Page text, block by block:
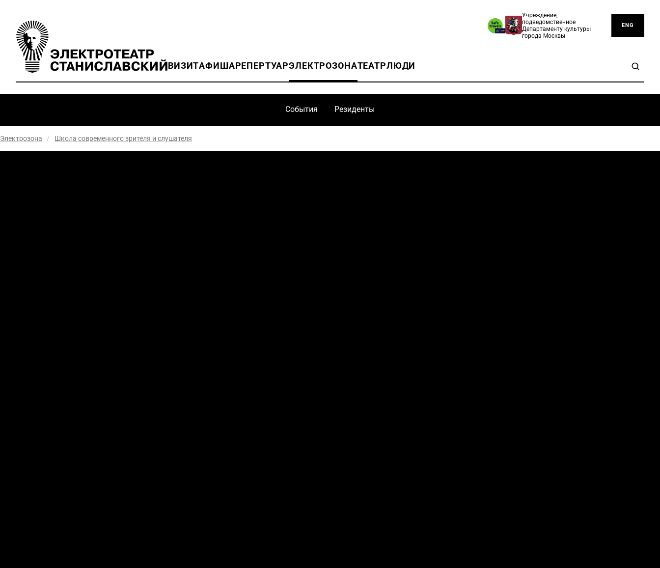
Учреждение,
подведомственное
Департаменту культуры
города Москвы
ENG
ВИЗИТАФИШАРЕПЕРТУАРЭЛЕКТРОЗОНАТЕАТРЛЮДИ
События Резиденты
Электрозона / Школа современного зрителя и слушателя